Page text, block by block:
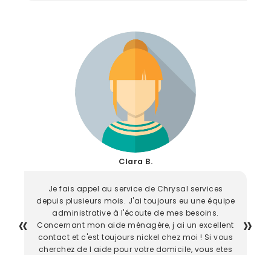
Clara B.
Je fais appel au service de Chrysal services
depuis plusieurs mois. J'ai toujours eu une équipe
administrative à l'écoute de mes besoins.
Concernant mon aide ménagère, j ai un excellent
contact et c'est toujours nickel chez moi ! Si vous
cherchez de l aide pour votre domicile, vous etes